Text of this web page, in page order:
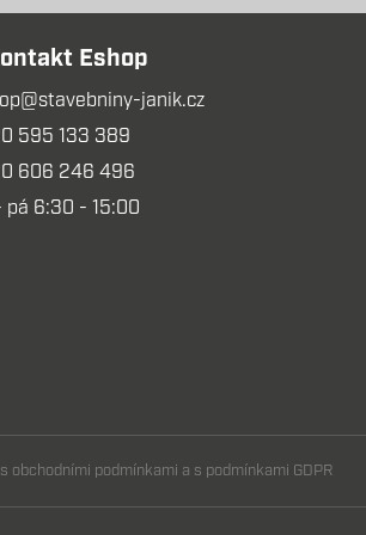
Eshop
janik.cz
595 133 389
606 246 496
pá 6:30 - 15:00
obchodními podmínkami a s podmínkami GDPR